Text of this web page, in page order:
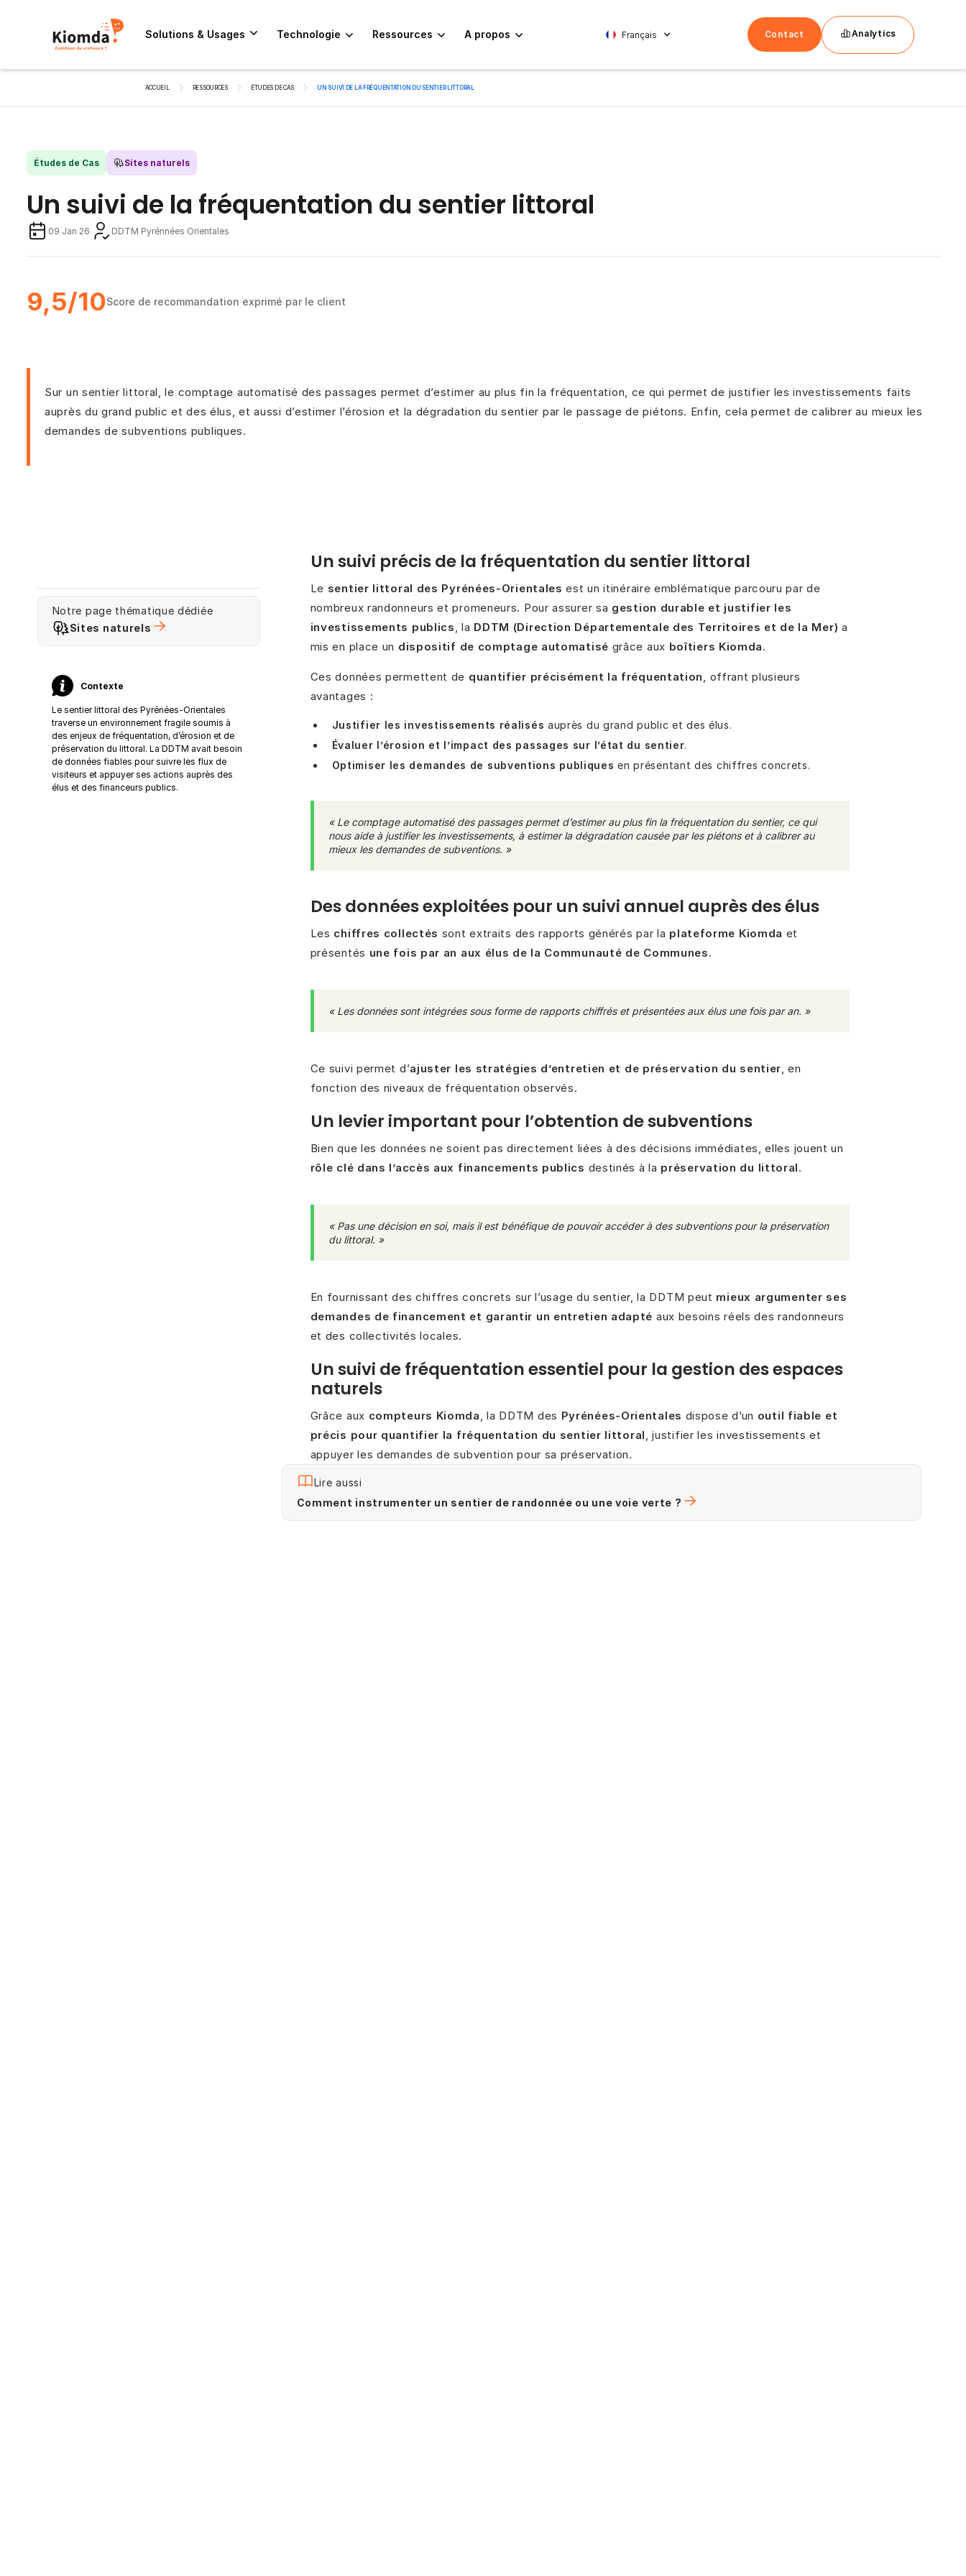
Solutions & Usages Technologie Ressources A propos Français Contact Analytics
ACCUEIL RESSOURCES ÉTUDES DE CAS UN SUIVI DE LA FRÉQUENTATION DU SENTIER LITTORAL
Études de Cas Sites naturels
Un suivi de la fréquentation du sentier littoral
09 Jan 26 DDTM Pyrénnées Orientales
9,5/10Score de recommandation exprimé par le client
Sur un sentier littoral, le comptage automatisé des passages permet d’estimer au plus fin la fréquentation, ce qui permet de justifier les investissements faits
auprès du grand public et des élus, et aussi d’estimer l’érosion et la dégradation du sentier par le passage de piétons. Enfin, cela permet de calibrer au mieux les
demandes de subventions publiques.
Notre page thématique dédiée
Sites naturels
Contexte
Le sentier littoral des Pyrénées-Orientales
traverse un environnement fragile soumis à
des enjeux de fréquentation, d’érosion et de
préservation du littoral. La DDTM avait besoin
de données fiables pour suivre les flux de
visiteurs et appuyer ses actions auprès des
élus et des financeurs publics.
Un suivi précis de la fréquentation du sentier littoral
Le sentier littoral des Pyrénées-Orientales est un itinéraire emblématique parcouru par de
nombreux randonneurs et promeneurs. Pour assurer sa gestion durable et justifier les
investissements publics, la DDTM (Direction Départementale des Territoires et de la Mer) a
mis en place un dispositif de comptage automatisé grâce aux boîtiers Kiomda.
Ces données permettent de quantifier précisément la fréquentation, offrant plusieurs
avantages :
Justifier les investissements réalisés auprès du grand public et des élus.
Évaluer l’érosion et l’impact des passages sur l’état du sentier.
Optimiser les demandes de subventions publiques en présentant des chiffres concrets.
« Le comptage automatisé des passages permet d’estimer au plus fin la fréquentation du sentier, ce qui
nous aide à justifier les investissements, à estimer la dégradation causée par les piétons et à calibrer au
mieux les demandes de subventions. »
Des données exploitées pour un suivi annuel auprès des élus
Les chiffres collectés sont extraits des rapports générés par la plateforme Kiomda et
présentés une fois par an aux élus de la Communauté de Communes.
« Les données sont intégrées sous forme de rapports chiffrés et présentées aux élus une fois par an. »
Ce suivi permet d’ajuster les stratégies d’entretien et de préservation du sentier, en
fonction des niveaux de fréquentation observés.
Un levier important pour l’obtention de subventions
Bien que les données ne soient pas directement liées à des décisions immédiates, elles jouent un
rôle clé dans l’accès aux financements publics destinés à la préservation du littoral.
« Pas une décision en soi, mais il est bénéfique de pouvoir accéder à des subventions pour la préservation
du littoral. »
En fournissant des chiffres concrets sur l’usage du sentier, la DDTM peut mieux argumenter ses
demandes de financement et garantir un entretien adapté aux besoins réels des randonneurs
et des collectivités locales.
Un suivi de fréquentation essentiel pour la gestion des espaces
naturels
Grâce aux compteurs Kiomda, la DDTM des Pyrénées-Orientales dispose d’un outil fiable et
précis pour quantifier la fréquentation du sentier littoral, justifier les investissements et
appuyer les demandes de subvention pour sa préservation.
Lire aussi
Comment instrumenter un sentier de randonnée ou une voie verte ?